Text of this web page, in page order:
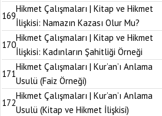
169
Hikmet Çalışmaları | Kitap ve Hikmet
İlişkisi: Namazın Kazası Olur Mu?
170
Hikmet Çalışmaları | Kitap ve Hikmet
İlişkisi: Kadınların Şahitliği Örneği
171
Hikmet Çalışmaları | Kur’an’ı Anlama
Usulü (Faiz Örneği)
172
Hikmet Çalışmaları | Kur’an’ı Anlama
Usulü (Kitap ve Hikmet İlişkisi)